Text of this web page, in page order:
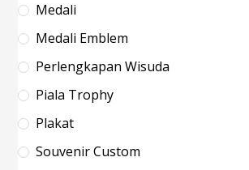
Medali
Medali Emblem
Perlengkapan Wisuda
Piala Trophy
Plakat
Souvenir Custom